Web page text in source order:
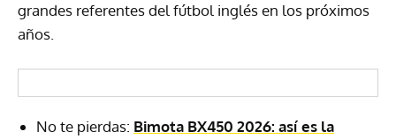
grandes referentes del fútbol inglés en los próximos
años.
No te pierdas: Bimota BX450 2026: así es la